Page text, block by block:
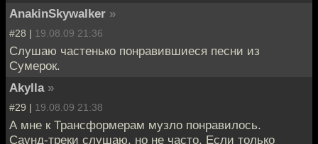
AnakinSkywalker »
#28 | 19.08.09 21:36
Слушаю частенько понравившиеся песни из
Сумерок.
Akylla »
#29 | 19.08.09 21:38
А мне к Трансформерам музло понравилось.
Саунд-треки слушаю, но не часто. Если только